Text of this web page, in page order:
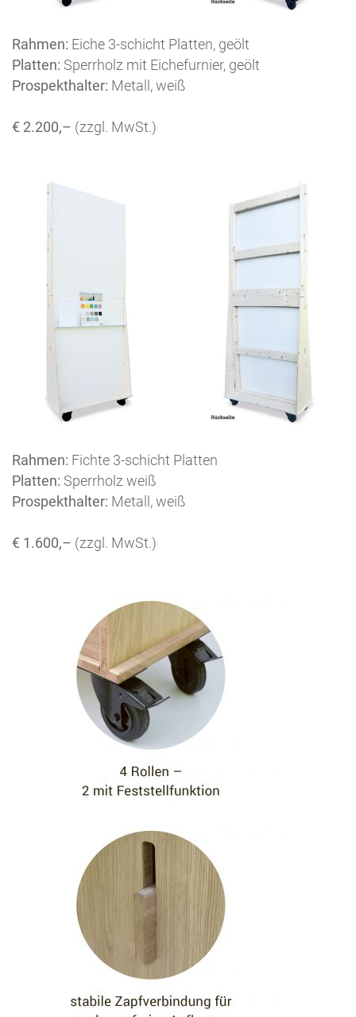
Rahmen: Eiche 3-schicht Platten, geölt
Platten: Sperrholz mit Eichefurnier, geölt
Prospekthalter: Metall, weiß
€ 2.200,– (zzgl. MwSt.)
Rahmen: Fichte 3-schicht Platten
Platten: Sperrholz weiß
Prospekthalter: Metall, weiß
€ 1.600,– (zzgl. MwSt.)